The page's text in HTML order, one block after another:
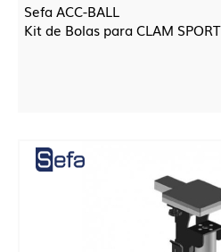
Sefa ACC-BALL
Kit de Bolas para CLAM SPORT